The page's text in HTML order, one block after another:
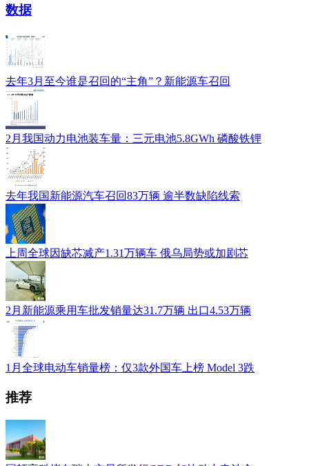
数据
去年3月至今谁是召回的“主角”？新能源车召回
2月我国动力电池装车量：三元电池5.8GWh 磷酸铁锂
去年我国新能源汽车召回83万辆 逾半数缺陷线索
上周全球因缺芯减产1.31万辆车 俄乌局势或加剧芯
2月新能源乘用车批发销量达31.7万辆 出口4.53万辆
1月全球电动车销量榜：仅3款外国车上榜 Model 3跌
推荐